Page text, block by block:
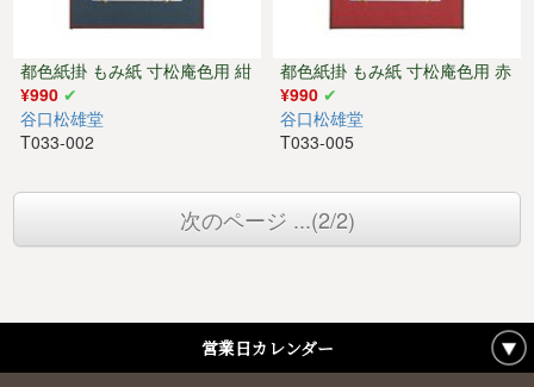
都色紙掛 もみ紙 寸松庵色用 紺
¥990
谷口松雄堂
T033-002
都色紙掛 もみ紙 寸松庵色用 赤
¥990
谷口松雄堂
T033-005
次のページ ...(2/2)
営業日カレンダー